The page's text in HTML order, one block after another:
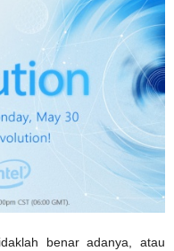
benar adanya, atau